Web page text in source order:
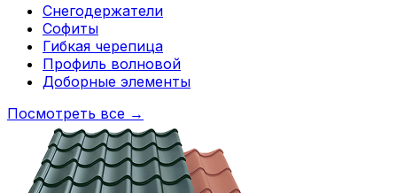
Снегодержатели
Софиты
Гибкая черепица
Профиль волновой
Доборные элементы
Посмотреть все →